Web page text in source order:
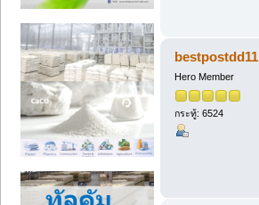
bestpostdd11
Hero Member
กระทู้: 6524